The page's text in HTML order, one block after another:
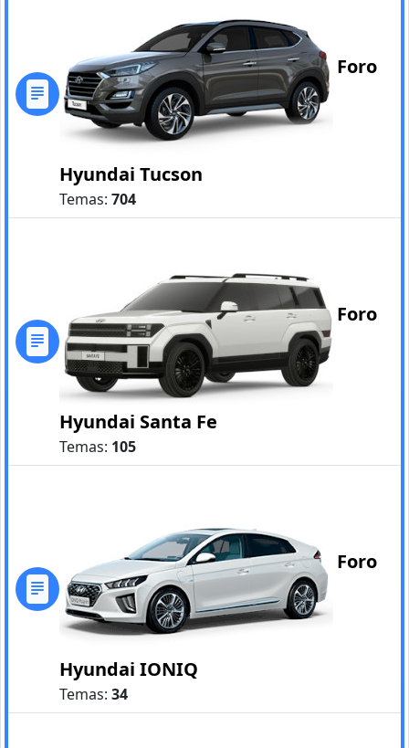
Foro
Hyundai Tucson
Temas: 704
Foro
Hyundai Santa Fe
Temas: 105
Foro
Hyundai IONIQ
Temas: 34